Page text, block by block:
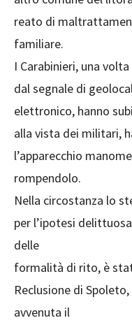
reato di
familiare.
I Carabinieri, una
dal segnale di
elettronico, hanno
alla vista dei militari,
l’apparecchio
rompendolo.
Nella circostanza lo
per l’ipotesi
delle
formalità di rito, è
Reclusione di
avvenuta il